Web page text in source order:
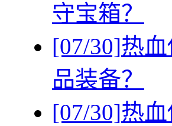
守宝箱？
[07/30]热
品装备？
[07/30]热